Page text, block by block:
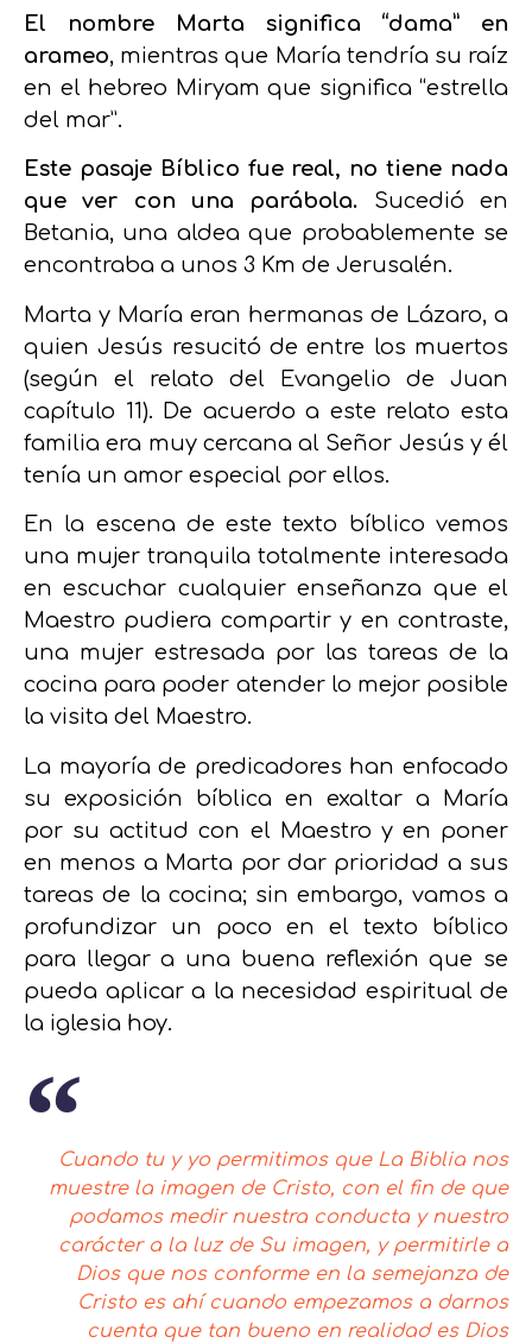
El nombre Marta significa “dama” en
arameo, mientras que María tendría su raíz
en el hebreo Miryam que significa “estrella
del mar”.
Este pasaje Bíblico fue real, no tiene nada
que ver con una parábola. Sucedió en
Betania, una aldea que probablemente se
encontraba a unos 3 Km de Jerusalén.
Marta y María eran hermanas de Lázaro, a
quien Jesús resucitó de entre los muertos
(según el relato del Evangelio de Juan
capítulo 11). De acuerdo a este relato esta
familia era muy cercana al Señor Jesús y él
tenía un amor especial por ellos.
En la escena de este texto bíblico vemos
una mujer tranquila totalmente interesada
en escuchar cualquier enseñanza que el
Maestro pudiera compartir y en contraste,
una mujer estresada por las tareas de la
cocina para poder atender lo mejor posible
la visita del Maestro.
La mayoría de predicadores han enfocado
su exposición bíblica en exaltar a María
por su actitud con el Maestro y en poner
en menos a Marta por dar prioridad a sus
tareas de la cocina; sin embargo, vamos a
profundizar un poco en el texto bíblico
para llegar a una buena reflexión que se
pueda aplicar a la necesidad espiritual de
la iglesia hoy.
Cuando tu y yo permitimos que La Biblia nos
muestre la imagen de Cristo, con el fin de que
podamos medir nuestra conducta y nuestro
carácter a la luz de Su imagen, y permitirle a
Dios que nos conforme en la semejanza de
Cristo es ahí cuando empezamos a darnos
cuenta que tan bueno en realidad es Dios